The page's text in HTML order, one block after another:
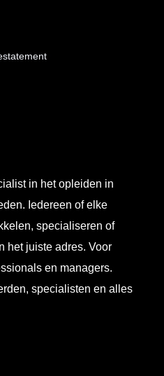
in het opleiden in
Iedereen of elke
specialiseren of
het juiste adres. Voor
en managers.
specialisten en alles